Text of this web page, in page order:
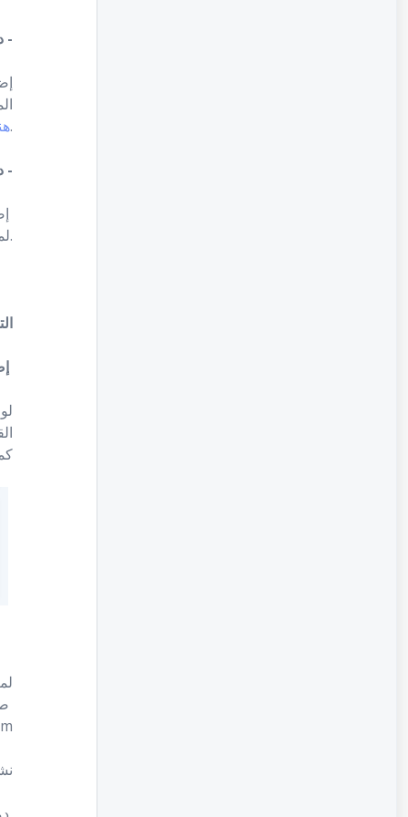
:PrestaShop دعم وضع صفحة الدفع المدموجة بملحقات الربط الخاصة ب -
.
:WooCommerce Blocks Mode دعم خاصية السحب المتكرر وحفظ بينات البطاقات بملحقات الربط الخاصة ب -
.
:إضافة قسم جديد (طرق الدفع غير النشطة)